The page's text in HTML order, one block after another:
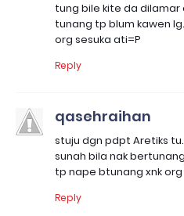
tung bile kite da dilamar
tunang tp blum kawen
org sesuka ati=P
Reply
qasehraihan
stuju dgn pdpt Aretiks
sunah bila nak
tp nape btunang xnk
Reply